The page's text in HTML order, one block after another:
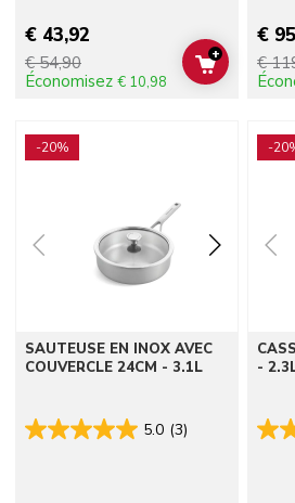
€ 43,92
€ 54,90
Économisez € 10,98
ADD TO
+
€
€
-20%
SAUTEUSE EN INOX AVEC
COUVERCLE 24CM - 3.1L
5.0 (3)
-
-